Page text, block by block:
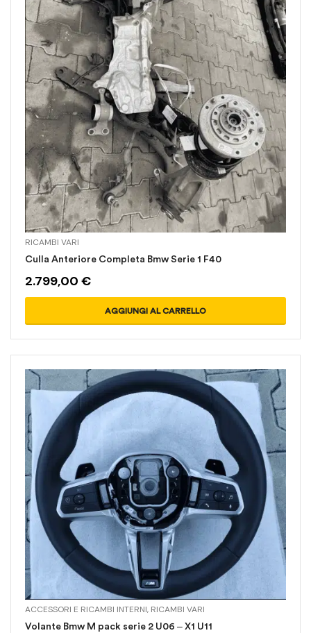
RICAMBI VARI
Culla Anteriore Completa Bmw Serie 1 F40
2.799,00 €
AGGIUNGI AL CARRELLO
ACCESSORI E RICAMBI INTERNI, RICAMBI VARI
Volante Bmw M pack serie 2 U06 – X1 U11